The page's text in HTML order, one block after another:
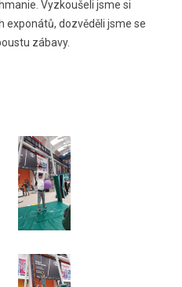
Vyzkoušeli jsme si
dozvěděli jsme se
zábavy.